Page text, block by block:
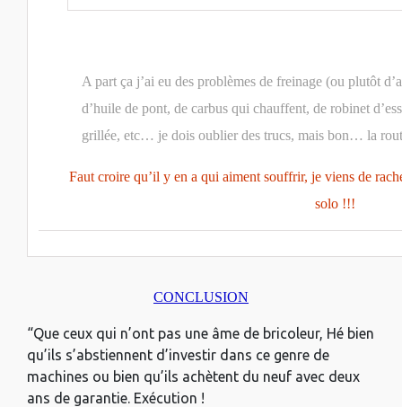
A part ça j’ai eu des problèmes de freinage (ou plutôt
d’huile de pont, de carbus qui chauffent, de robinet
grillée, etc… je dois oublier des trucs, mais bon… la
Faut croire qu’il y en a qui aiment souffrir, je viens de
solo !!!
CONCLUSION
“Que ceux qui n’ont pas une âme de bricoleur, Hé bien
qu’ils s’abstiennent d’investir dans ce genre de
machines ou bien qu’ils achètent du neuf avec deux
ans de garantie. Exécution !